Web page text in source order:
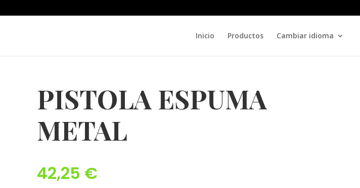
Inicio Productos Cambiar idioma
PISTOLA ESPUMA
METAL
42,25 €